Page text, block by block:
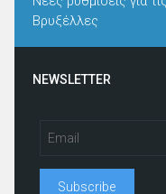
Βρυξέλλες
NEWSLETTER